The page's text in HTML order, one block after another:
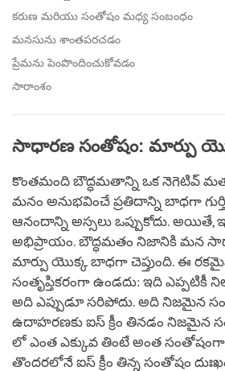
కరుణ మరియు సంతోషం మధ్య సంబంధం
మనసును శాంతపరచడం
ప్రేమను పెంపొందించుకోవడం
సారాంశం
సాధారణ సంతోషం: మార్పు
కొంతమంది బౌద్ధమతాన్ని ఒక నెగెటివ్
మనం అనుభవించే ప్రతిదాన్ని బాధగా
ఆనందాన్ని అస్సలు ఒప్పుకోదు. అయితే,
అభిప్రాయం. బౌద్ధమతం నిజానికి మన
మార్పు యొక్క బాధగా చెప్తుంది. ఈ
సంతృప్తికరంగా ఉండదు: ఇది ఎప్పటికీ
అది ఎప్పుడూ సరిపోదు. అది నిజమైన
ఉదాహరణకు ఐస్ క్రీం తినడం నిజమైన
లో ఎంత ఎక్కువ తింటే అంత
తొందరలోనే ఐస్ క్రీం తిన్న సంతోషం